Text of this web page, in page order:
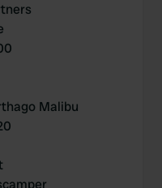
Malibu